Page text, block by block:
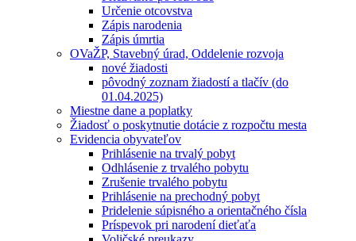
Určenie otcovstva
Zápis narodenia
Zápis úmrtia
OVaŽP, Stavebný úrad, Oddelenie rozvoja
nové žiadosti
pôvodný zoznam žiadostí a tlačív (do
01.04.2025)
Miestne dane a poplatky
Žiadosť o poskytnutie dotácie z rozpočtu mesta
Evidencia obyvateľov
Prihlásenie na trvalý pobyt
Odhlásenie z trvalého pobytu
Zrušenie trvalého pobytu
Prihlásenie na prechodný pobyt
Pridelenie súpisného a orientačného čísla
Príspevok pri narodení dieťaťa